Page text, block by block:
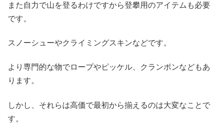
また自力で山を登るわけですから登攀用のアイテムも必要
です。
スノーシューやクライミングスキンなどです。
より専門的な物でロープやピッケル、クランポンなどもあ
ります。
しかし、それらは高価で最初から揃えるのは大変なことで
す。